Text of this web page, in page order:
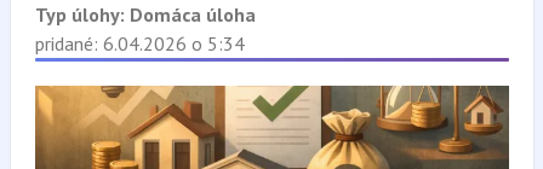
Typ úlohy: Domáca úloha
pridané: 6.04.2026 o 5:34